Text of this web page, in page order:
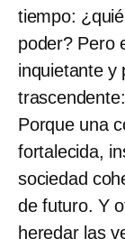
tiempo:
poder? Pero
inquietante y
Porque una
fortalecida,
sociedad
de futuro. Y
heredar las